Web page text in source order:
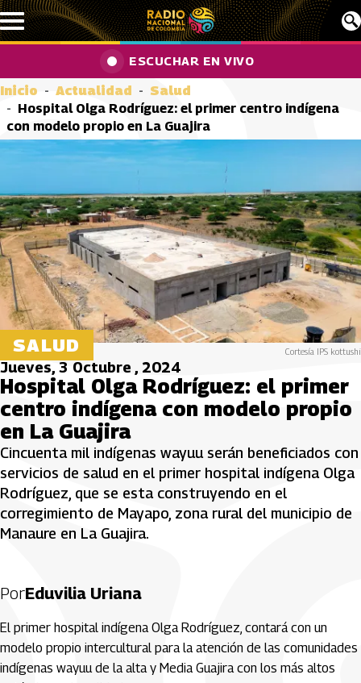
Pasar al contenido principal
ESCUCHAR EN VIVO
Inicio Actualidad
Salud
Hospital Olga Rodríguez: el primer centro indígena
con modelo propio en La Guajira
SALUD Cortesía IPS kottushi
Jueves, 3 Octubre , 2024
Hospital Olga Rodríguez: el primer
centro indígena con modelo propio
en La Guajira
Cincuenta mil indígenas wayuu serán beneficiados con
servicios de salud en el primer hospital indígena Olga
Rodríguez, que se esta construyendo en el
corregimiento de Mayapo, zona rural del municipio de
Manaure en La Guajira.
PorEduvilia Uriana
El primer hospital indígena Olga Rodríguez, contará con un
modelo propio intercultural para la atención de las comunidades
indígenas wayuu de la alta y Media Guajira con los más altos